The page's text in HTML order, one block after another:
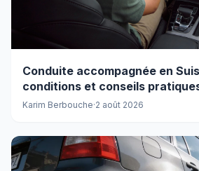
Conduite accompagnée en
conditions et conseils
Karim Berbouche·2 août 2026